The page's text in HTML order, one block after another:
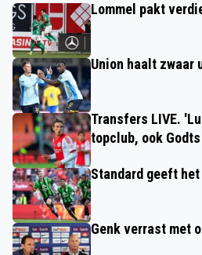
Lommel pakt
Union haalt zwaar
Transfers LIVE.
topclub, ook
Standard geeft
Genk verrast met